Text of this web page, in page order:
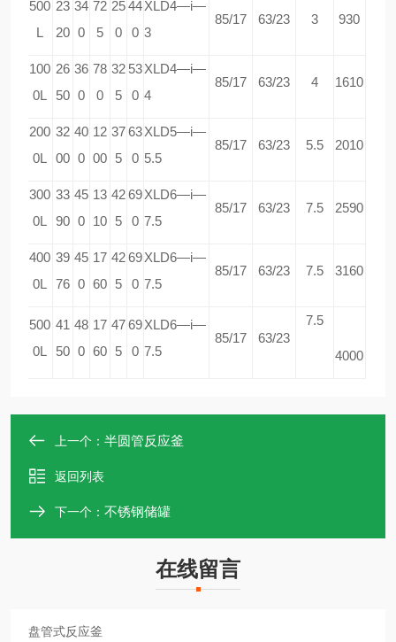
500
L
23
20
34
0
72
5
25
0
44
0
XLD4—i—
3
85/17 63/23 3 930
100
0L
26
50
36
0
78
0
32
5
53
0
XLD4—i—
4
85/17 63/23 4 1610
200
0L
32
00
40
0
12
00
37
5
63
0
XLD5—i—
5.5
85/17 63/23 5.5 2010
300
0L
33
90
45
0
13
10
42
5
69
0
XLD6—i—
7.5
85/17 63/23 7.5 2590
400
0L
39
76
45
0
17
60
42
5
69
0
XLD6—i—
7.5
85/17 63/23 7.5 3160
500
0L
41
50
48
0
17
60
47
5
69
0
XLD6—i—
7.5
85/17 63/23
7.5
4000
上一个： 半圆管反应釜
返回列表
下一个： 不锈钢储罐
在线留言